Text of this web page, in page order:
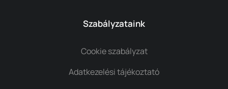
Szabályzataink
Cookie szabályzat
Adatkezelési tájékoztató